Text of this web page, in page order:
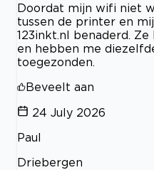
Doordat mijn wifi niet
tussen de printer en
123inkt.nl benaderd.
en hebben me
toegezonden.
Beveelt aan
24 July 2026
Paul
Driebergen